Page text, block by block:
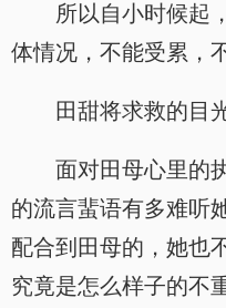
所以自小时候起
体情况，不能受累，
田甜将求救的目
面对田母心里的
的流言蜚语有多难听
配合到田母的，她也
究竟是怎么样子的不